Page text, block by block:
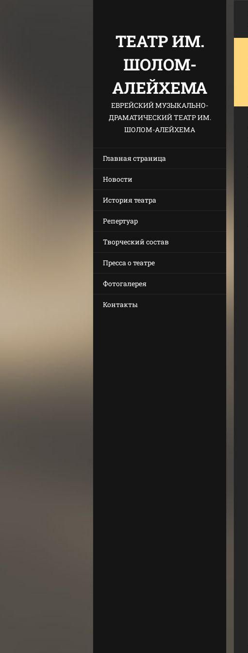
ТЕАТР ИМ.
ШОЛОМ-
АЛЕЙХЕМА
ЕВРЕЙСКИЙ МУЗЫКАЛЬНО-
ДРАМАТИЧЕСКИЙ ТЕАТР ИМ.
ШОЛОМ-АЛЕЙХЕМА
Главная страница
Новости
История театра
Репертуар
Творческий состав
Пресса о театре
Фотогалерея
Контакты